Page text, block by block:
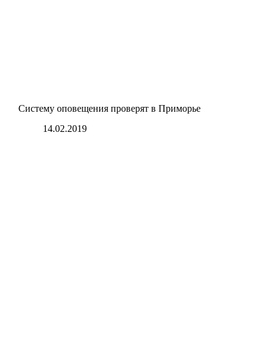
Систему оповещения проверят в Приморье
14.02.2019